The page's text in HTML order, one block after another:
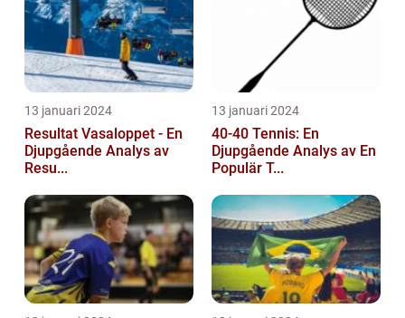
13 januari 2024
Resultat Vasaloppet - En
Djupgående Analys av
Resu...
13 januari 2024
40-40 Tennis: En
Djupgående Analys av En
Populär T...